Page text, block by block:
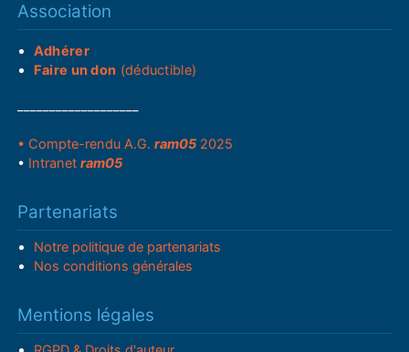
Association
Adhérer
Faire un don (déductible)
• Compte-rendu A.G.ram05 2025
• Intranetram05
Partenariats
Notre politique de partenariats
Nos conditions générales
Mentions légales